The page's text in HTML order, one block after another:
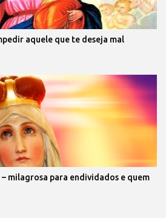
aquele que te deseja mal
milagrosa para endividados e quem